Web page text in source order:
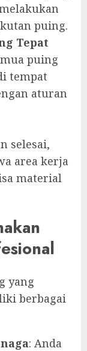
puing.
Tepat
puing
tempat
aturan
selesai,
area kerja
material
yang
berbagai
: Anda